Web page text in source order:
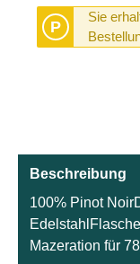
P
Sie
Beschreibung
100% Pinot
Mazeration für